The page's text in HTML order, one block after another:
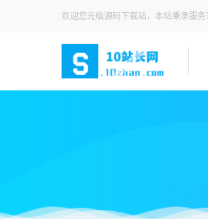
欢迎您光临源码下载站，本站秉承服务
当前位置： 各类模板